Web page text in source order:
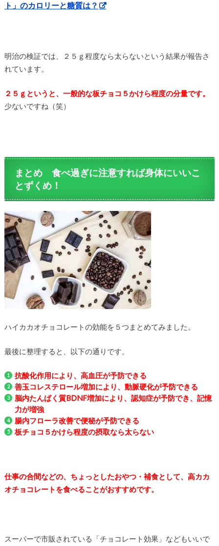
ト」のカロリーと糖質は？
明治の検証では、２５ｇ程度なら太らないという結果が報告さ
れています。
２５ｇというと、一般的な板チョコ５かけら程度の分量です。
少ないですね（笑）
まとめ 食べ過ぎに注意すれば身体にいいこ
とずくめ！
ハイカカオチョコレートの効能を５つまとめてみました。
最後に整理すると、以下の通りです。
抗酸化作用により、高血圧が予防できる
善玉コレステロール増加により、動脈硬化が予防できる
脳内たんぱく質BDNF増加により、認知症が予防でき、記憶
力が増強
腸内フローラ改善で便秘が予防できる
板チョコ５かけら程度の摂取なら太らない
仕事の合間などの、ちょっとしたおやつ・補食として、高カカ
オチョコレートを食べることがおすすめです。
スーパーで市販されている「チョコレート効果」などもいいで